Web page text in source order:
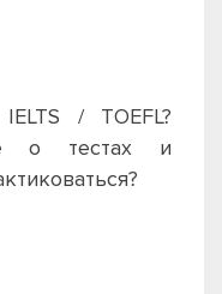
/ TOEFL?
о тестах и